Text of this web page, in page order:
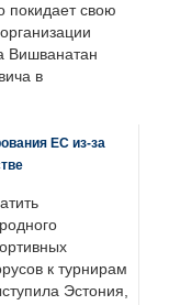
покидает свою
Вишванатан
в
ЕС из-за
к турнирам
Эстония,